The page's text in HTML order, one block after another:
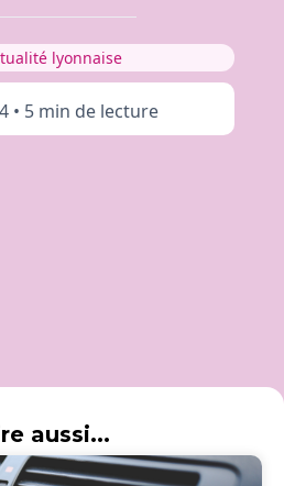
lyonnaise
• 5 min de lecture
aussi...